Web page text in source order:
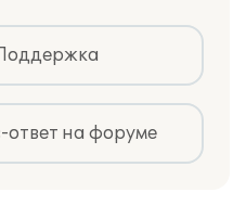
ответ на форуме